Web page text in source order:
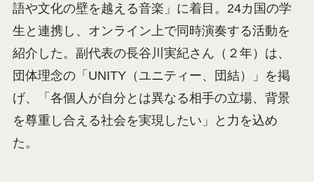
語や文化の壁を越える音楽」に着目。24カ国の学
生と連携し、オンライン上で同時演奏する活動を
紹介した。副代表の長谷川実紀さん（２年）は、
団体理念の「UNITY（ユニティー、団結）」を掲
げ、「各個人が自分とは異なる相手の立場、背景
を尊重し合える社会を実現したい」と力を込め
た。